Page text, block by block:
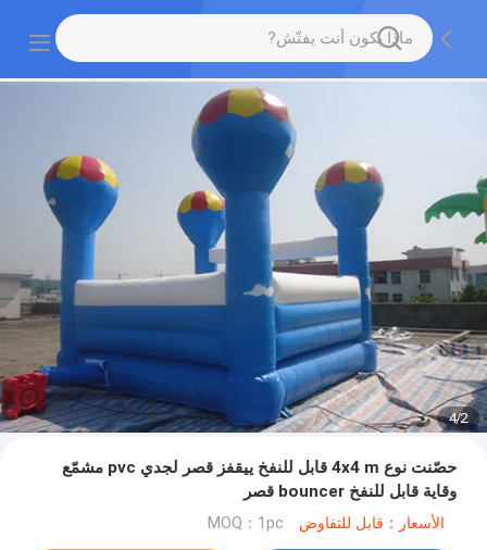
2
/
4
حصّنت نوع 4x4 m قابل للنفخ ييقفز قصر لجدي pvc مشمّع
وقاية قابل للنفخ bouncer قصر
الأسعار：قابل للتفاوض MOQ：1pc